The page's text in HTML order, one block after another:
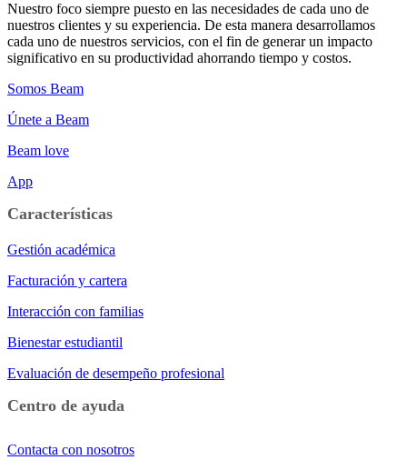
Nuestro foco siempre puesto en las necesidades de cada uno de
nuestros clientes y su experiencia. De esta manera desarrollamos
cada uno de nuestros servicios, con el fin de generar un impacto
significativo en su productividad ahorrando tiempo y costos.
Somos Beam
Únete a Beam
Beam love
App
Características
Gestión académica
Facturación y cartera
Interacción con familias
Bienestar estudiantil
Evaluación de desempeño profesional
Centro de ayuda
Contacta con nosotros